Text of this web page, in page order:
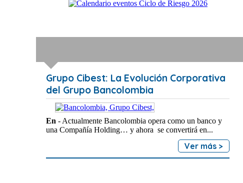
Grupo Cibest: La Evolución Corporativa
del Grupo Bancolombia
En - Actualmente Bancolombia opera como un banco y
una Compañía Holding… y ahora se convertirá en...
Ver más >